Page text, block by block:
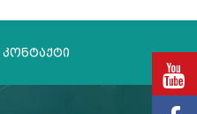
კონტაქტი